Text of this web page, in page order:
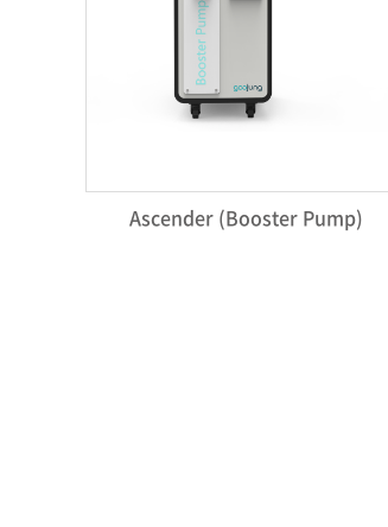
Ascender (Booster Pump)